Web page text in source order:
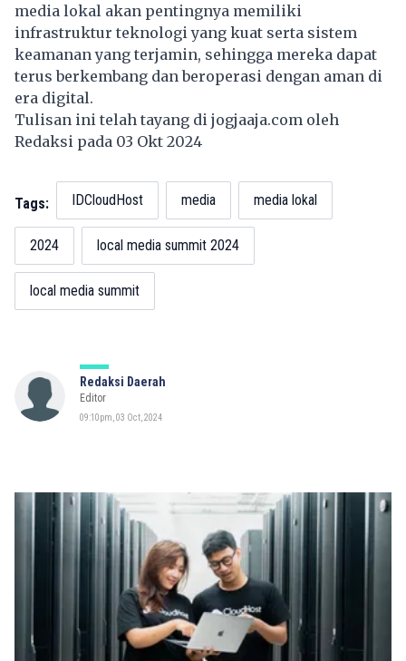
media lokal akan pentingnya memiliki
infrastruktur teknologi yang kuat serta sistem
keamanan yang terjamin, sehingga mereka dapat
terus berkembang dan beroperasi dengan aman di
era digital.
Tulisan ini telah tayang di jogjaaja.com oleh
Redaksi pada 03 Okt 2024
Tags: IDCloudHost media media lokal
2024 local media summit 2024
local media summit
Redaksi Daerah
Editor
09:10pm, 03 Oct, 2024